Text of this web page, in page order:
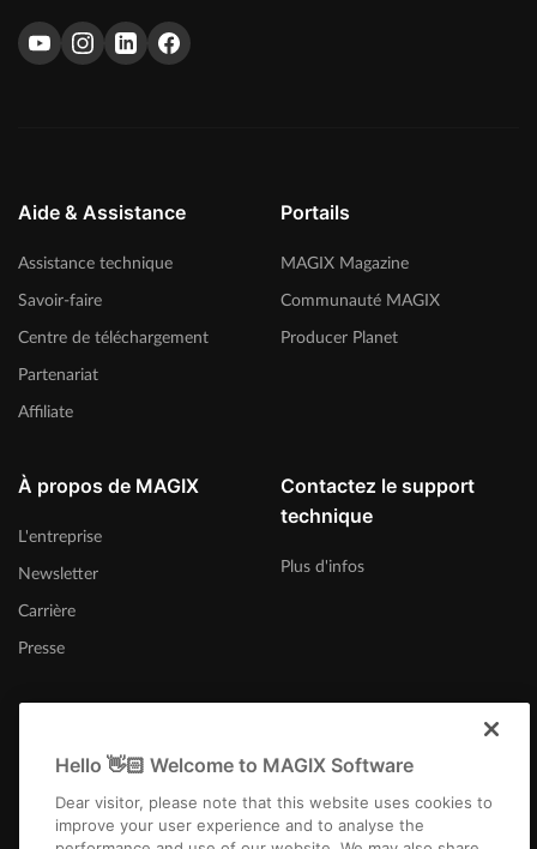
Aide & Assistance
Assistance technique
Savoir-faire
Centre de téléchargement
Partenariat
Affiliate
Portails
MAGIX Magazine
Communauté MAGIX
Producer Planet
À propos de MAGIX
L'entreprise
Newsletter
Carrière
Presse
Contactez le support
technique
Plus d'infos
Suisse (Français)
Hello 👋🏻 Welcome to MAGIX Software
Dear visitor, please note that this website uses cookies to
improve your user experience and to analyse the